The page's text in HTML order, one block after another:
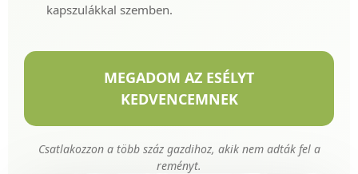
kapszulákkal szemben.
MEGADOM AZ ESÉLYT
KEDVENCEMNEK
Csatlakozzon a több száz gazdihoz, akik nem adták fel a
reményt.